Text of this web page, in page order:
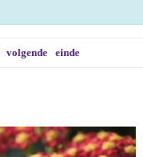
volgende einde